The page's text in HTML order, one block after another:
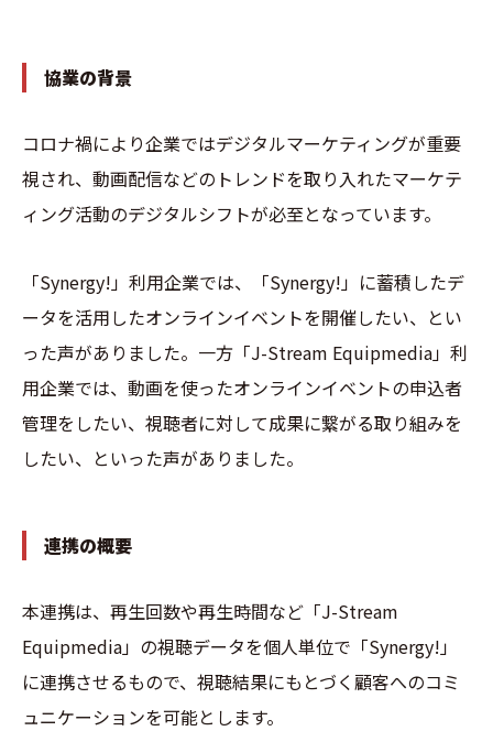
協業の背景
コロナ禍により企業ではデジタルマーケティングが重要
視され、動画配信などのトレンドを取り入れたマーケテ
ィング活動のデジタルシフトが必至となっています。
「Synergy!」利用企業では、「Synergy!」に蓄積したデ
ータを活用したオンラインイベントを開催したい、とい
った声がありました。一方「J-Stream Equipmedia」利
用企業では、動画を使ったオンラインイベントの申込者
管理をしたい、視聴者に対して成果に繋がる取り組みを
したい、といった声がありました。
連携の概要
本連携は、再生回数や再生時間など「J-Stream
Equipmedia」の視聴データを個人単位で「Synergy!」
に連携させるもので、視聴結果にもとづく顧客へのコミ
ュニケーションを可能とします。